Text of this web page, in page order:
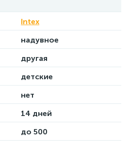
Intex
надувное
другая
детские
нет
14 дней
до 500